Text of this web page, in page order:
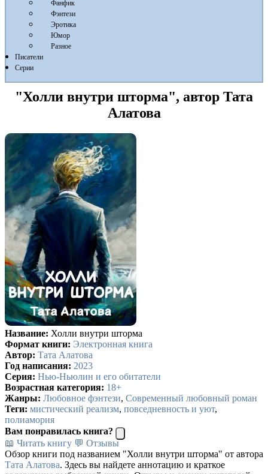
Фанфик
Фэнтези
Эротика
Юмор
Разное
Писатели
Серии
"Холли внутри шторма", автор Тата
Алатова
Название: Холли внутри шторма
Формат книги: Электронная книга
Автор: Тата Алатова
Год написания: 2023
Серия: Нью-Ньюлин и его обитатели
Возрастная категория: 18+
Жанры: Любовное фэнтези, Современный любовный роман
Теги: мистический реализм, повседневность и уют,
полиамория
Вам понравилась книга?
📖 Читать книгу 💬 Отзывы
Обзор книги под названием "Холли внутри шторма" от автора
Тата Алатова. Здесь вы найдете аннотацию и краткое